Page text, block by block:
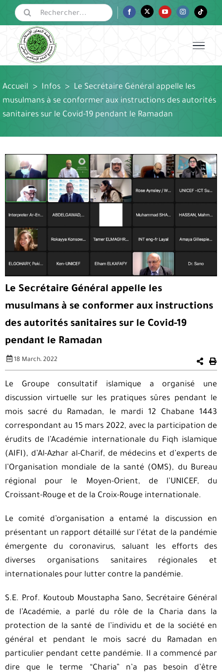
Passer
contenu
Rechercher:
FacebookTwitter YouTubeInstagramTiktok
Accueil > Infos > Le Secrétaire Général appelle les
musulmans à se conformer aux instructions des autorités
sanitaires sur le Covid-19 pendant le Ramadan
Le Secrétaire Général appelle les
musulmans à se conformer aux instructions
des autorités sanitaires sur le Covid-19
pendant le Ramadan
18 March، 2022
Le Groupe consultatif islamique a organisé une
discussion virtuelle sur les pratiques sûres pendant le
mois sacré du Ramadan, le mardi 12 Chabane 1443
correspondant au 15 mars 2022, avec la participation de
érudits de l’Académie internationale du Fiqh islamique
(AIFI), d’Al-Azhar al-Charif, de médecins et d’experts de
l’Organisation mondiale de la santé (OMS), du Bureau
régional pour le Moyen-Orient, de l’UNICEF, du
Croissant-Rouge et de la Croix-Rouge internationale.
Le comité d’organisation a entamé la discussion en
présentant un rapport détaillé sur l’état de la pandémie
émergente du coronavirus, saluant les efforts des
diverses organisations sanitaires régionales et
internationales pour lutter contre la pandémie.
S.E. Prof. Koutoub Moustapha Sano, Secrétaire Général
de l’Académie, a parlé du rôle de la Charia dans la
protection de la santé de l’individu et de la société en
général et pendant le mois sacré du Ramadan en
particulier pendant cette pandémie. Il a commencé par
dire que le terme “Charia” n’a pas besoin d’être